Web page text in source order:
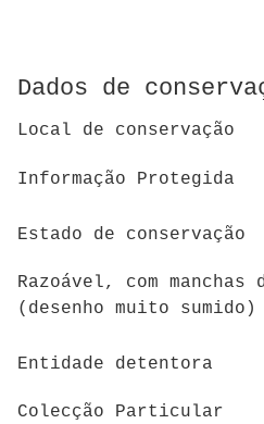
Dados de
Local de conservação
Informação Protegida
Estado de conservação
Razoável, com manchas
(desenho muito sumido)
Entidade detentora
Colecção Particular